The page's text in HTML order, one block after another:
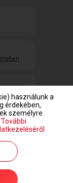
Europe Zrt.
használunk a
érdekében,
személyre
További